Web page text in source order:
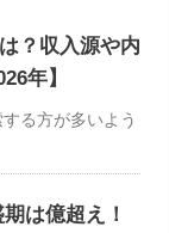
？収入源や内
年】
る方が多いよう
は億超え！